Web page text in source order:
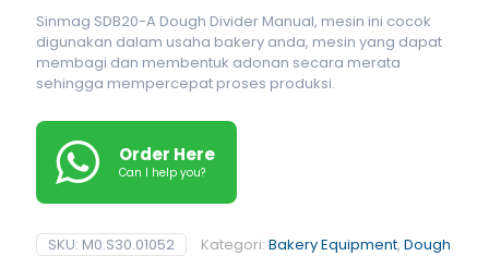
Sinmag SDB20-A Dough Divider Manual, mesin ini cocok
digunakan dalam usaha bakery anda, mesin yang dapat
membagi dan membentuk adonan secara merata
sehingga mempercepat proses produksi.
Order Here
Can I help you?
SKU: M0.S30.01052 Kategori: Bakery Equipment, Dough